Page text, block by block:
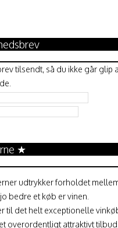
tilsendt, så du ikke går glip
★
udtrykker forholdet
bedre et køb er vinen.
det helt exceptionelle
attraktivt tilbud.